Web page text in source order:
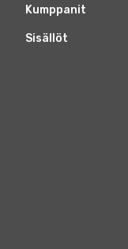
Kumppanit
Sisällöt